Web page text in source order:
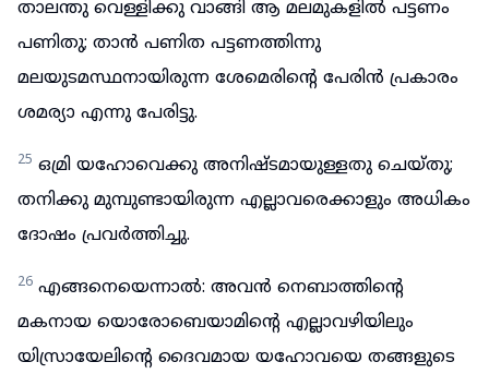
താലന്തു വെള്ളിക്കു വാങ്ങി ആ മലമുകളിൽ പട്ടണം
പണിതു; താൻ പണിത പട്ടണത്തിന്നു
മലയുടമസ്ഥനായിരുന്ന ശേമെരിന്റെ പേരിൻ പ്രകാരം
ശമര്യാ എന്നു പേരിട്ടു.
25 ഒമ്രി യഹോവെക്കു അനിഷ്ടമായുള്ളതു ചെയ്തു;
തനിക്കു മുമ്പുണ്ടായിരുന്ന എല്ലാവരെക്കാളും അധികം
ദോഷം പ്രവർത്തിച്ചു.
26 എങ്ങനെയെന്നാൽ: അവൻ നെബാത്തിന്റെ
മകനായ യൊരോബെയാമിന്റെ എല്ലാവഴിയിലും
യിസ്രായേലിന്റെ ദൈവമായ യഹോവയെ തങ്ങളുടെ